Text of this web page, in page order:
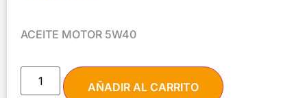
ACEITE MOTOR 5W40
AÑADIR AL CARRITO